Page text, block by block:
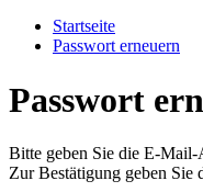
Startseite
Passwort erneuern
Passwort
Bitte geben Sie die E-Mail-
Zur Bestätigung geben Sie